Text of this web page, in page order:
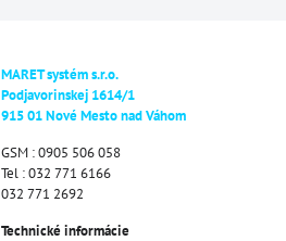
MARET systém s.r.o.
Podjavorinskej 1614/1
915 01 Nové Mesto nad Váhom
GSM : 0905 506 058
Tel : 032 771 6166
032 771 2692
Technické informácie